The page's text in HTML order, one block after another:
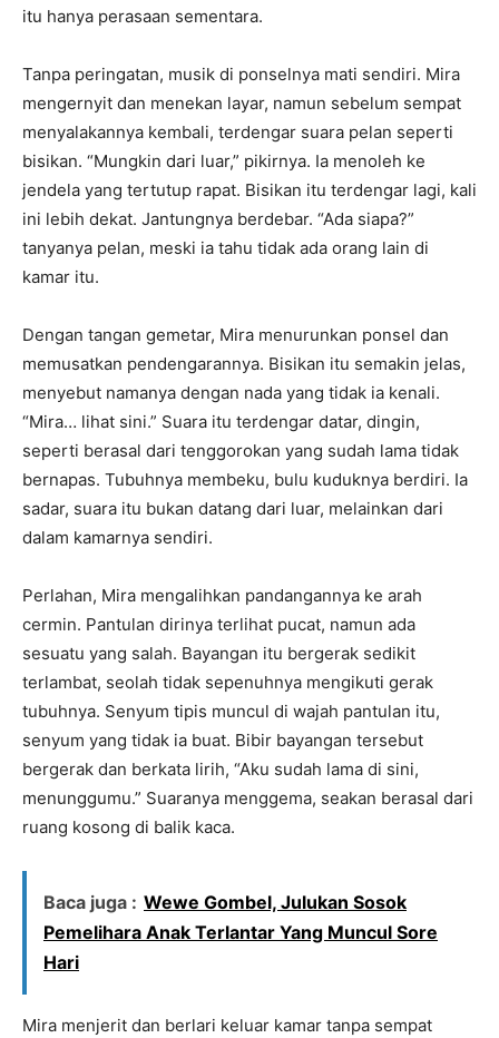
itu hanya perasaan sementara.
Tanpa peringatan, musik di ponselnya mati sendiri. Mira
mengernyit dan menekan layar, namun sebelum sempat
menyalakannya kembali, terdengar suara pelan seperti
bisikan. “Mungkin dari luar,” pikirnya. Ia menoleh ke
jendela yang tertutup rapat. Bisikan itu terdengar lagi, kali
ini lebih dekat. Jantungnya berdebar. “Ada siapa?”
tanyanya pelan, meski ia tahu tidak ada orang lain di
kamar itu.
Dengan tangan gemetar, Mira menurunkan ponsel dan
memusatkan pendengarannya. Bisikan itu semakin jelas,
menyebut namanya dengan nada yang tidak ia kenali.
“Mira… lihat sini.” Suara itu terdengar datar, dingin,
seperti berasal dari tenggorokan yang sudah lama tidak
bernapas. Tubuhnya membeku, bulu kuduknya berdiri. Ia
sadar, suara itu bukan datang dari luar, melainkan dari
dalam kamarnya sendiri.
Perlahan, Mira mengalihkan pandangannya ke arah
cermin. Pantulan dirinya terlihat pucat, namun ada
sesuatu yang salah. Bayangan itu bergerak sedikit
terlambat, seolah tidak sepenuhnya mengikuti gerak
tubuhnya. Senyum tipis muncul di wajah pantulan itu,
senyum yang tidak ia buat. Bibir bayangan tersebut
bergerak dan berkata lirih, “Aku sudah lama di sini,
menunggumu.” Suaranya menggema, seakan berasal dari
ruang kosong di balik kaca.
Baca juga : Wewe Gombel, Julukan Sosok
Pemelihara Anak Terlantar Yang Muncul Sore
Hari
Mira menjerit dan berlari keluar kamar tanpa sempat